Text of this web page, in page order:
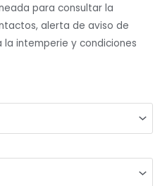
para consultar la
alerta de aviso de
intemperie y condiciones